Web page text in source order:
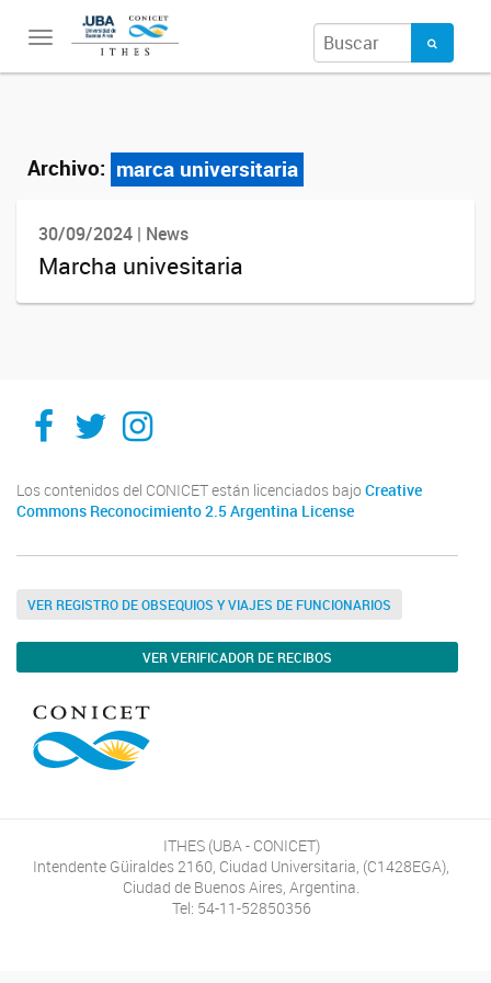
Toggle
Archivo: marca universitaria
30/09/2024 | News
Marcha univesitaria
IthesIthesIthes
Los contenidos del CONICET están licenciados bajo Creative
Commons Reconocimiento 2.5 Argentina License
VER REGISTRO DE OBSEQUIOS Y VIAJES DE FUNCIONARIOS
VER VERIFICADOR DE RECIBOS
ITHES (UBA - CONICET)
Intendente Güiraldes 2160, Ciudad Universitaria, (C1428EGA),
Ciudad de Buenos Aires, Argentina.
Tel: 54-11-52850356